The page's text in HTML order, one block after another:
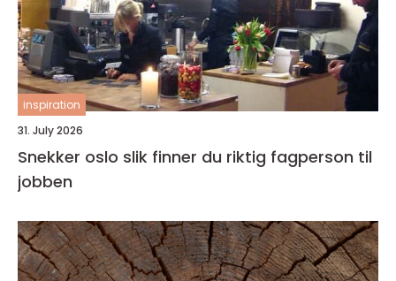
inspiration
31. July 2026
Snekker oslo slik finner du riktig fagperson til
jobben